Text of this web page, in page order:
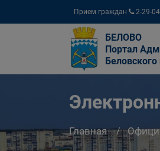
Прием граждан 2-29-04
БЕЛОВО
Портал
Беловского
Главная